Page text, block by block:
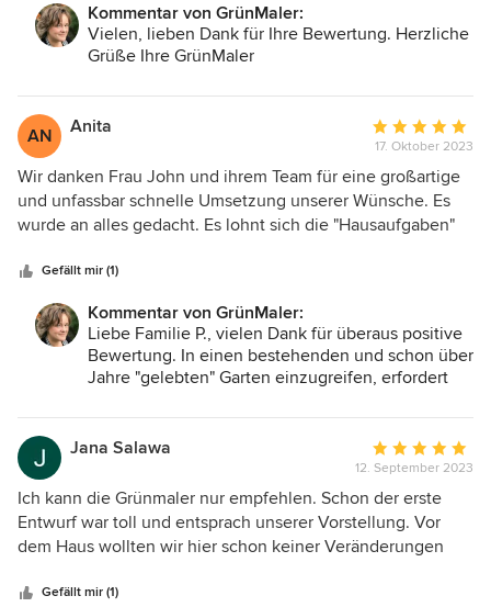
Kommentar von GrünMaler:
Vielen, lieben Dank für Ihre Bewertung. Herzliche
Grüße Ihre GrünMaler
AN Anita
Bewertung:
5
von
5
17. Oktober 2023
Wir danken Frau John und ihrem Team für eine großartige
und unfassbar schnelle Umsetzung unserer Wünsche. Es
wurde an alles gedacht. Es lohnt sich die "Hausaufgaben"
Call wurde alles detailliert besprochen und das Gespräch
war sehr angenehm! Noch während der Planungen haben
wir begonnen, erste Umbaumaßnahmen im Garten
anzugehen und sind überwältigt vom bisherigen Ergebnis.
Wir können es nicht erwarten, wenn im Frühjahr unsere
durch einige wenige Veränderungen endlich an
Gemütlichkeit gewonnen. Wir sind unfassbar glücklich über
diese Zusammenarbeit und empfehlen GrünMaler vom
Herzen gerne weiter!
Gefällt mir (1)
Kommentar von GrünMaler:
Liebe Familie P., vielen Dank für überaus positive
Bewertung. In einen bestehenden und schon über
Jahre "gelebten" Garten einzugreifen, erfordert
Fingerspitzengefühl. Durch die enge
Zusammenarbeit mit Ihnen konnten tolle, neue
Außenräume unter Berücksichtigung des
Bestandes entstehen. Herzlichst Ihre GrünMaler
Jana Salawa
Bewertung:
5
von
5
12. September 2023
Ich kann die Grünmaler nur empfehlen. Schon der erste
Entwurf war toll und entsprach unserer Vorstellung. Vor
dem Haus wollten wir hier schon keiner Veränderungen
ausführlich besprochen. Unsere Änderungswünsche
Gefällt mir (1)